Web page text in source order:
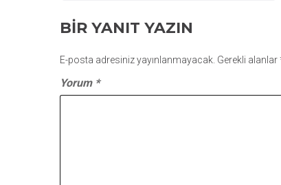
BIR YANIT YAZIN
E-posta adresiniz yayınlanmayacak. Gerekli alanlar
Yorum *